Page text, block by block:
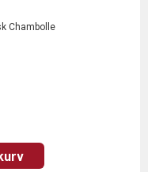
Chambolle